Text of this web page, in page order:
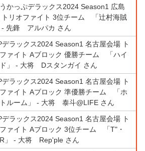
かっぷデラックス2024 Season1 広島
トリオファイト 3位チーム 「辻村海賊
- 先鋒 アルパカ さん
デラックス2024 Season1 名古屋会場 ト
ァイト Aブロック 優勝チーム 「ハイ
」 - 大将 Dスタンガイ さん
デラックス2024 Season1 名古屋会場 ト
ァイト Aブロック 準優勝チーム 「ホ
ルーム」 - 大将 泰斗@LIFE さん
デラックス2024 Season1 名古屋会場 ト
ァイト Aブロック 3位チーム 「T"・
」 - 大将 Rep'ple さん